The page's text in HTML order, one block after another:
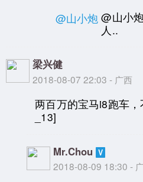
@山小炮 @山小
人..
梁兴健
2018-08-07 22:03 - 广西
两百万的宝马i8跑车
_13]
Mr.Chou
2018-08-09 18:30 -